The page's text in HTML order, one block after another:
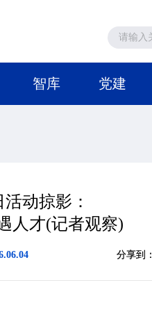
智库 党建
动掠影：
人才(记者观察)
分享到：